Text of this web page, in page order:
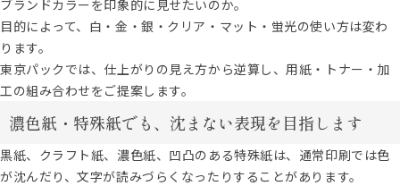
ブランドカラーを印象的に見せたいのか。
目的によって、白・金・銀・クリア・マット・蛍光の使い方は変わ
ります。
東京パックでは、仕上がりの見え方から逆算し、用紙・トナー・加
工の組み合わせをご提案します。
濃色紙・特殊紙でも、沈まない表現を目指します
黒紙、クラフト紙、濃色紙、凹凸のある特殊紙は、通常印刷では色
が沈んだり、文字が読みづらくなったりすることがあります。